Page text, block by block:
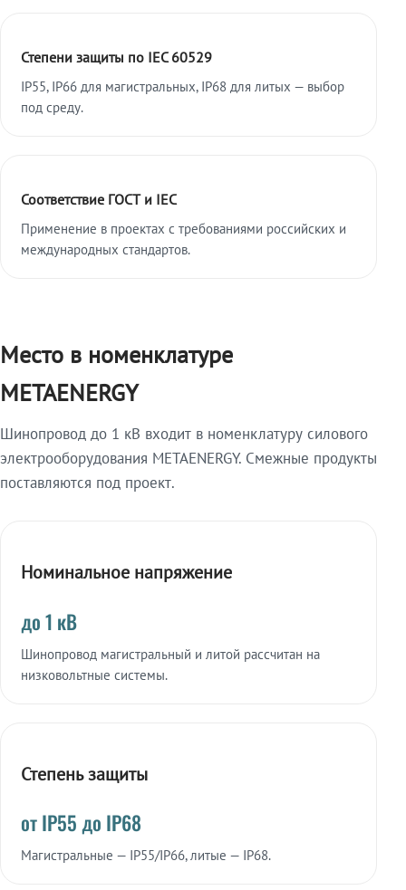
Степени защиты по IEC 60529
IP55, IP66 для магистральных, IP68 для литых — выбор
под среду.
Соответствие ГОСТ и IEC
Применение в проектах с требованиями российских и
международных стандартов.
Место в номенклатуре
METAENERGY
Шинопровод до 1 кВ входит в номенклатуру силового
электрооборудования METAENERGY. Смежные продукты
поставляются под проект.
Номинальное напряжение
до 1 кВ
Шинопровод магистральный и литой рассчитан на
низковольтные системы.
Степень защиты
от IP55 до IP68
Магистральные — IP55/IP66, литые — IP68.